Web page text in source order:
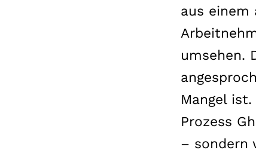
aus einem
umsehen.
Mangel
Prozess
– sondern